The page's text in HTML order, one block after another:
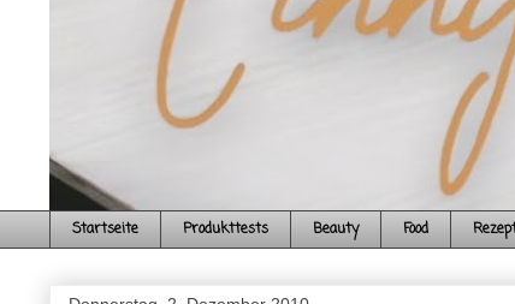
Startseite Produkttests Beauty Food